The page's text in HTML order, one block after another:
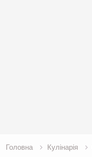
Головна Кулінарія